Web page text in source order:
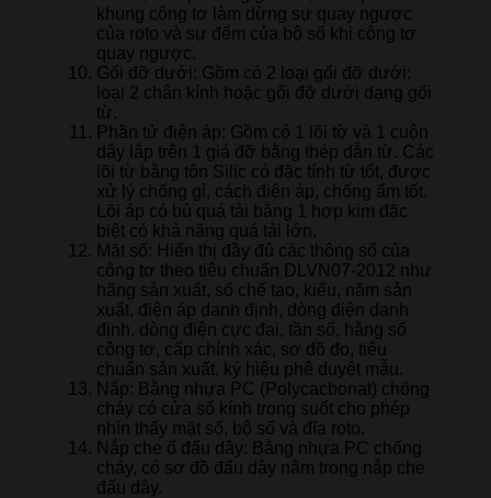
khung công tơ làm dừng sự quay ngược
của roto và sự đếm của bộ số khi công tơ
quay ngược.
Gối đỡ dưới: Gồm có 2 loại gối đỡ dưới:
loại 2 chân kính hoặc gối đỡ dưới dạng gối
từ.
Phần tử điện áp: Gồm có 1 lõi tờ và 1 cuộn
dây lắp trên 1 giá đỡ bằng thép dẫn từ. Các
lõi từ bằng tôn Silic có đặc tính từ tốt, được
xử lý chống gỉ, cách điện áp, chống ẩm tốt.
Lõi áp có bù quá tải bằng 1 hợp kim đặc
biệt có khả năng quá tải lớn.
Mặt số: Hiển thị đầy đủ các thông số của
công tơ theo tiêu chuẩn DLVN07-2012 như
hãng sản xuất, số chế tạo, kiểu, năm sản
xuất, điện áp danh định, dòng điện danh
định, dòng điện cực đại, tần số, hằng số
công tơ, cấp chính xác, sơ đồ đo, tiêu
chuẩn sản xuất, ký hiệu phê duyệt mẫu.
Nắp: Bằng nhựa PC (Polycacbonat) chống
cháy có cửa sổ kính trong suốt cho phép
nhìn thấy mặt số, bộ số và đĩa roto.
Nắp che ổ đấu dây: Bằng nhựa PC chống
cháy, có sơ đồ đấu dây nằm trong nắp che
đấu dây.